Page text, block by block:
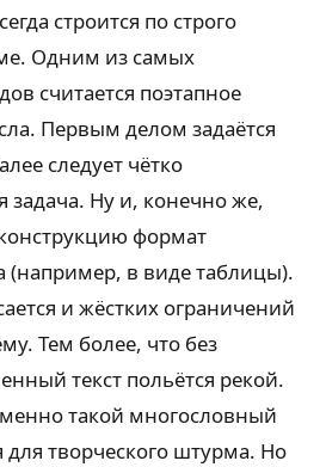
строится по строго
Одним из самых
считается поэтапное
Первым делом задаётся
следует чётко
задача. Ну и, конечно же,
формат
(например, в виде таблицы).
и жёстких ограничений
Тем более, что без
текст польётся рекой.
такой многословный
для творческого штурма. Но